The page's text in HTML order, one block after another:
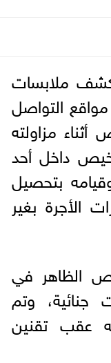
كشف ملابسات
التواصل
مزاولته
داخل أحد
بتحصيل
الأجرة بغير
الظاهر في
جنائية، وتم
عقب تقنين